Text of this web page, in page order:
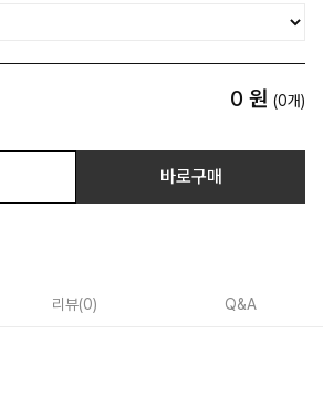
0 원 (0개)
바로구매
리뷰(0) Q&A